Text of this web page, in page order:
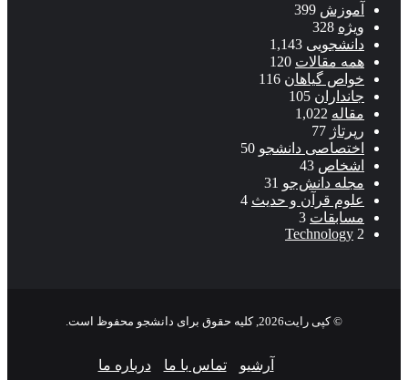
آموزش 399
ویژه 328
دانشجویی 1,143
همه مقالات 120
خواص گیاهان 116
جانداران 105
مقاله 1,022
رپرتاژ 77
اختصاصی دانشجو 50
اشخاص 43
مجله دانش‌جو 31
علوم قرآن و حدیث 4
مسابقات 3
Technology 2
© کپی رایت2026, کلیه حقوق برای دانشجو محفوظ است.
آرشیو تماس با ما درباره ما